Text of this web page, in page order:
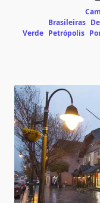
Brasileiras
Verde Petrópolis